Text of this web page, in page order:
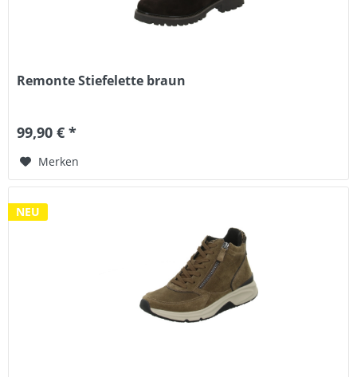
Remonte Stiefelette braun
99,90 € *
Merken
NEU